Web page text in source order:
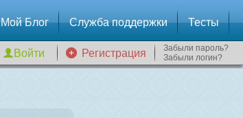
Мой Блог Служба поддержки Тесты
Регистрация
Забыли пароль?
Забыли логин?